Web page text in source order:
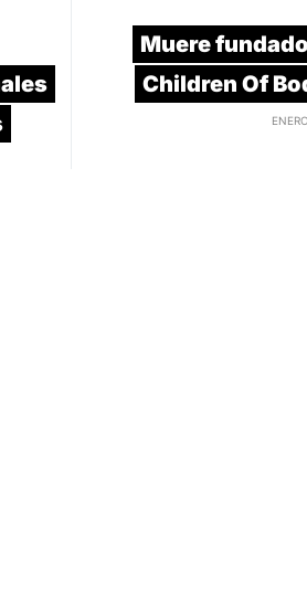
Muere
Children Of